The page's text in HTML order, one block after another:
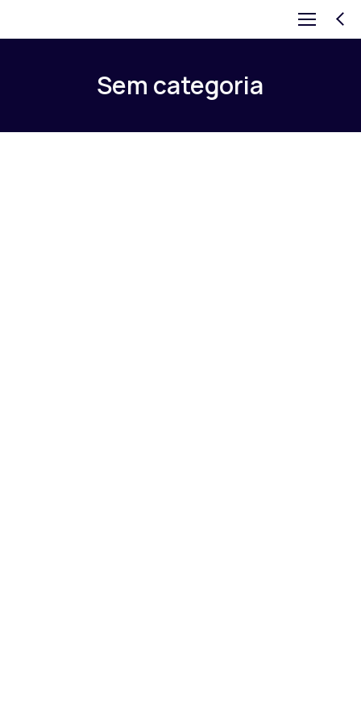
Sem categoria